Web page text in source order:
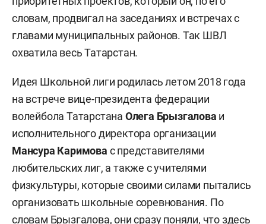
словам, продвигал на заседаниях и встречах с
главами муниципальных районов. Так ШВЛ
охватила весь Татарстан.
Идея Школьной лиги родилась летом 2018 года
на встрече вице-президента федерации
волейбола Татарстана Олега Брызгалова и
исполнительного директора организации
Мансура Каримова с представителями
любительских лиг, а также с учителями
физкультуры, которые своими силами пытались
организовать школьные соревнования. По
словам Брызгалова, они сразу поняли, что здесь